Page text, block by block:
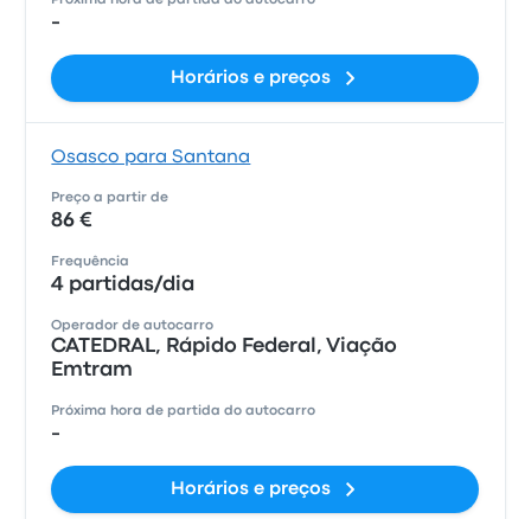
-
Horários e preços
Osasco para Santana
Preço a partir de
86 €
Frequência
4 partidas/dia
Operador de autocarro
CATEDRAL, Rápido Federal, Viação
Emtram
Próxima hora de partida do autocarro
-
Horários e preços